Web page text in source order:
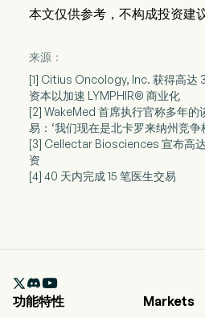
本文仅供参考，不构成投资建议
来源：
[1] Citius Oncology, Inc. 获得高达
资本以加速 LYMPHIR® 商业化
[2] WakeMed 首席执行官称多年
易：‘我们现在是北卡罗来纳州竞争
[3] Cellectar Biosciences 宣布高
资
[4] 40 天内完成 15 笔医生交易

功能特性
Markets